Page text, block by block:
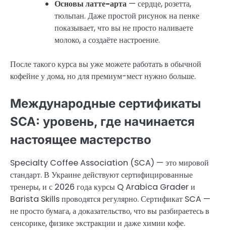
Основы латте-арта — сердце, розетта,
тюльпан. Даже простой рисунок на пенке
показывает, что вы не просто наливаете
молоко, а создаёте настроение.
После такого курса вы уже можете работать в обычной
кофейне у дома, но для премиум-мест нужно больше.
Международные сертификаты
SCA: уровень, где начинается
настоящее мастерство
Specialty Coffee Association (SCA) — это мировой
стандарт. В Украине действуют сертифицированные
тренеры, и с 2026 года курсы Q Arabica Grader и
Barista Skills проводятся регулярно. Сертификат SCA —
не просто бумага, а доказательство, что вы разбираетесь в
сенсорике, физике экстракции и даже химии кофе.